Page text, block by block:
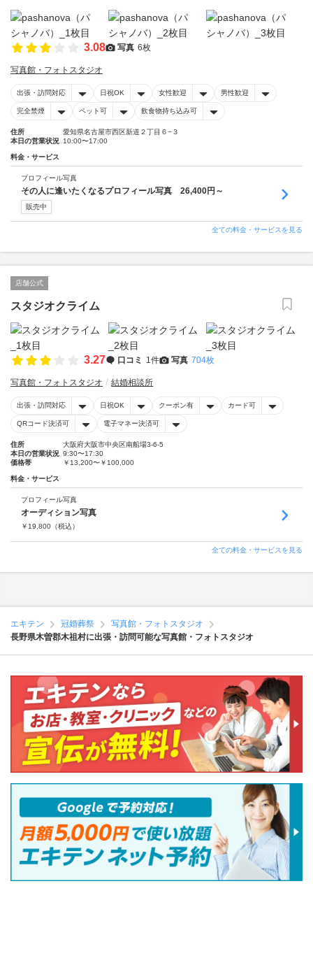
3.08 写真 6枚
写真館・フォトスタジオ
出張・訪問対応 日祝OK 女性歓迎 男性歓迎
完全禁煙 ペット可 飲食物持ち込み可
住所
愛知県名古屋市西区新道２丁目６−３
本日の営業状況 10:00〜17:00
料金・サービス
プロフィール写真
その人に逢いたくなるプロフィール写真 26,400円～
販売中
全ての料金・サービスを見る
店舗公式
スタジオクライム
3.27 口コミ 1件 写真 704枚
写真館・フォトスタジオ 結婚相談所
出張・訪問対応 日祝OK クーポン有 カード可
QRコード決済可 電子マネー決済可
住所
大阪府大阪市中央区南船場3-6-5
本日の営業状況 9:30〜17:30
価格帯
￥13,200〜￥100,000
料金・サービス
プロフィール写真
オーディション写真
￥ 19,800 （税込）
全ての料金・サービスを見る
エキテン 冠婚葬祭
写真館・フォトスタジオ
長野県木曽郡木祖村に出張・訪問可能な写真館・フォトスタジオ